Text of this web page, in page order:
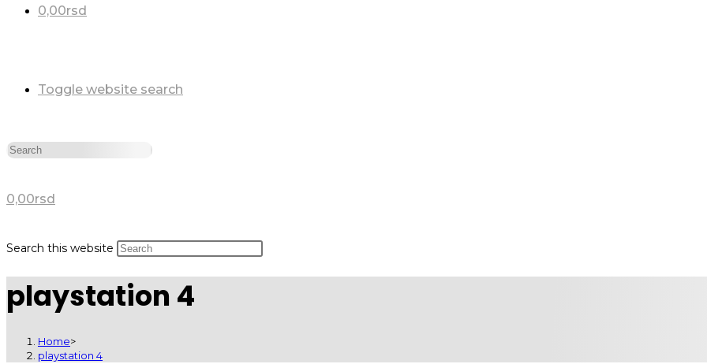
0,00rsd
Toggle website search
0,00rsd
Search this website
playstation 4
Home>
playstation 4